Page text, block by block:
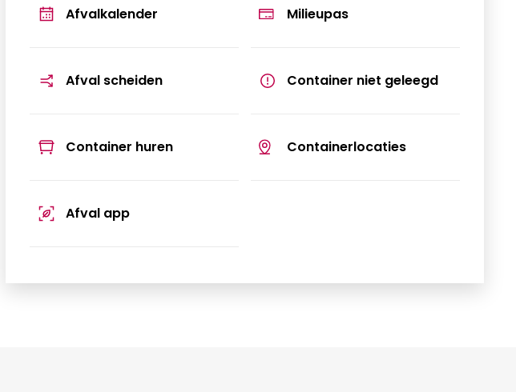
Afvalkalender Milieupas
Afval scheiden Container niet geleegd
Container huren Containerlocaties
Afval app